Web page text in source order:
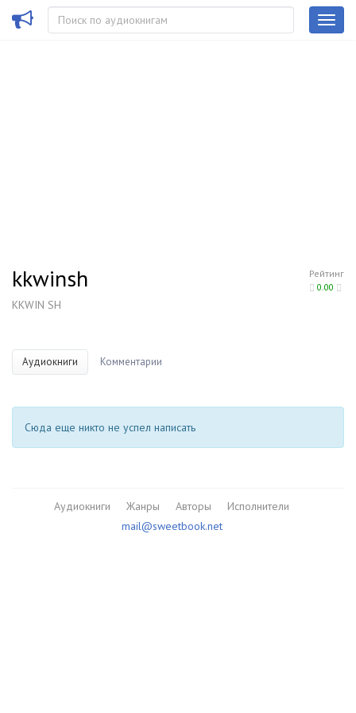
Рейтинг
0.00
kkwinsh
KKWIN SH
Аудиокниги Комментарии
Сюда еще никто не успел написать
Аудиокниги Жанры Авторы
Исполнители
mail@sweetbook.net